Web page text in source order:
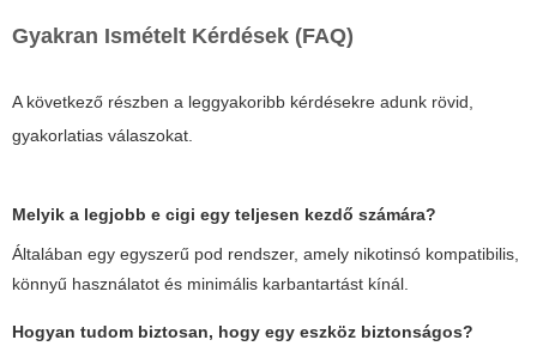
Gyakran Ismételt Kérdések (FAQ)
A következő részben a leggyakoribb kérdésekre adunk rövid,
gyakorlatias válaszokat.
Melyik a legjobb e cigi egy teljesen kezdő számára?
Általában egy egyszerű pod rendszer, amely nikotinsó kompatibilis,
könnyű használatot és minimális karbantartást kínál.
Hogyan tudom biztosan, hogy egy eszköz biztonságos?